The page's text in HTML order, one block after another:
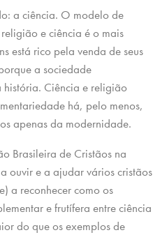
a ciência. O modelo de
e ciência é o mais
está rico pela venda de seus
a sociedade
história. Ciência e religião
há, pelo menos,
apenas da modernidade.
Brasileira de Cristãos na
ouvir e a ajudar vários cristãos
a reconhecer como os
e frutífera entre ciência
do que os exemplos de